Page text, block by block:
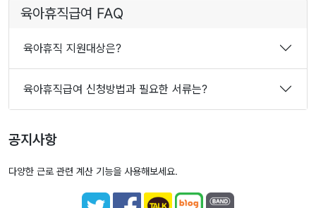
육아휴직급여 FAQ
육아휴직 지원대상은?
육아휴직급여 신청방법과 필요한 서류는?
공지사항
다양한 근로 관련 계산 기능을 사용해보세요.